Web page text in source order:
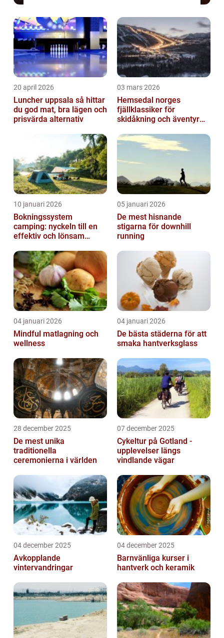
20 april 2026
Luncher uppsala så hittar
du god mat, bra lägen och
prisvärda alternativ
03 mars 2026
Hemsedal norges
fjällklassiker för
skidåkning och äventyr
10 januari 2026
Bokningssystem
camping: nyckeln till en
effektiv och lönsam
05 januari 2026
De mest hisnande
stigarna för downhill
running
04 januari 2026
Mindful matlagning och
wellness
04 januari 2026
De bästa städerna för att
smaka hantverksglass
28 december 2025
De mest unika
traditionella
ceremonierna i världen
07 december 2025
Cykeltur på Gotland -
upplevelser längs
vindlande vägar
04 december 2025
Avkopplande
vintervandringar
04 december 2025
Barnvänliga kurser i
hantverk och keramik